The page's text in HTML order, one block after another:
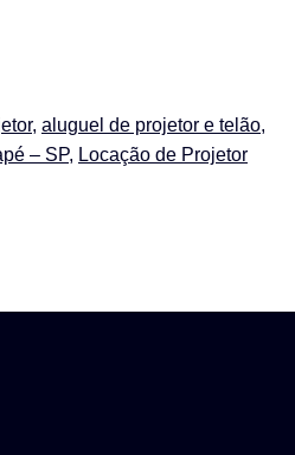
, aluguel de projetor e telão,
– SP, Locação de Projetor